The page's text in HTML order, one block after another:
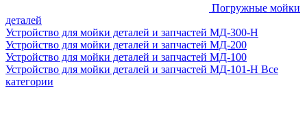
Погружные мойки
деталей
Устройство для мойки деталей и запчастей МД-300-H
Устройство для мойки деталей и запчастей МД-200
Устройство для мойки деталей и запчастей МД-100
Устройство для мойки деталей и запчастей МД-101-Н Все
категории